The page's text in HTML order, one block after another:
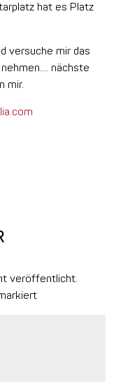
hat es Platz
versuche mir das
nächste
mir.
veröffentlicht.